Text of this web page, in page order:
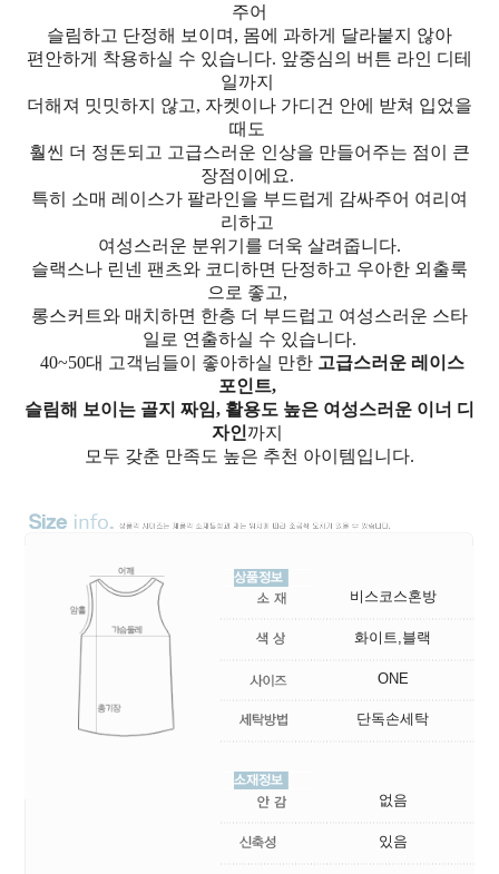
주어
슬림하고 단정해 보이며, 몸에 과하게 달라붙지 않아
편안하게 착용하실 수 있습니다. 앞중심의 버튼 라인 디테
일까지
더해져 밋밋하지 않고, 자켓이나 가디건 안에 받쳐 입었을
때도
훨씬 더 정돈되고 고급스러운 인상을 만들어주는 점이 큰
장점이에요.
특히 소매 레이스가 팔라인을 부드럽게 감싸주어 여리여
리하고
여성스러운 분위기를 더욱 살려줍니다.
슬랙스나 린넨 팬츠와 코디하면 단정하고 우아한 외출룩
으로 좋고,
롱스커트와 매치하면 한층 더 부드럽고 여성스러운 스타
일로 연출하실 수 있습니다.
40~50대 고객님들이 좋아하실 만한 고급스러운 레이스
포인트,
슬림해 보이는 골지 짜임, 활용도 높은 여성스러운 이너 디
자인까지
모두 갖춘 만족도 높은 추천 아이템입니다.
비스코스혼방
화이트,블랙
ONE
단독손세탁
없음
있음